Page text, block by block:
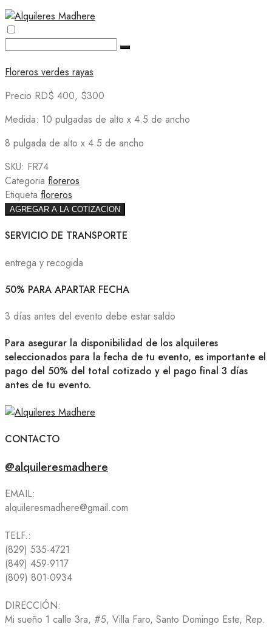
Floreros verdes rayas
Precio RD$ 400, $300
Medida: 10 pulgadas de alto x 4.5 de ancho
8 pulgada de alto x 4.5 de ancho
SKU: FR74
Categoria floreros
Etiqueta floreros
AGREGAR A LA COTIZACION
SERVICIO DE TRANSPORTE
entrega y recogida
50% PARA APARTAR FECHA
3 días antes del evento debe estar saldo
Para asegurar la disponibilidad de los alquileres
seleccionados para la fecha de tu evento, es importante el
pago del 50% del total cotizado y el pago final 3 días
antes de tu evento.
CONTACTO
@alquileresmadhere
EMAIL:
alquileresmadhere@gmail.com
TELF.:
(829) 535-4721
(849) 459-9117
(809) 801-0934
DIRECCIÓN:
Mi sueño 1 calle 3ra, #5, Villa Faro, Santo Domingo Este, Rep.